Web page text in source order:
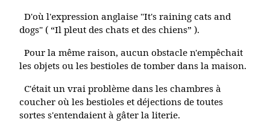
D'où l'expression anglaise "It's raining cats and
dogs" ( “Il pleut des chats et des chiens” ).
Pour la même raison, aucun obstacle n'empêchait
les objets ou les bestioles de tomber dans la maison.
C'était un vrai problème dans les chambres à
coucher où les bestioles et déjections de toutes
sortes s'entendaient à gâter la literie.